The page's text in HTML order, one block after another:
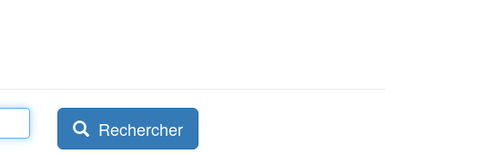
Rechercher